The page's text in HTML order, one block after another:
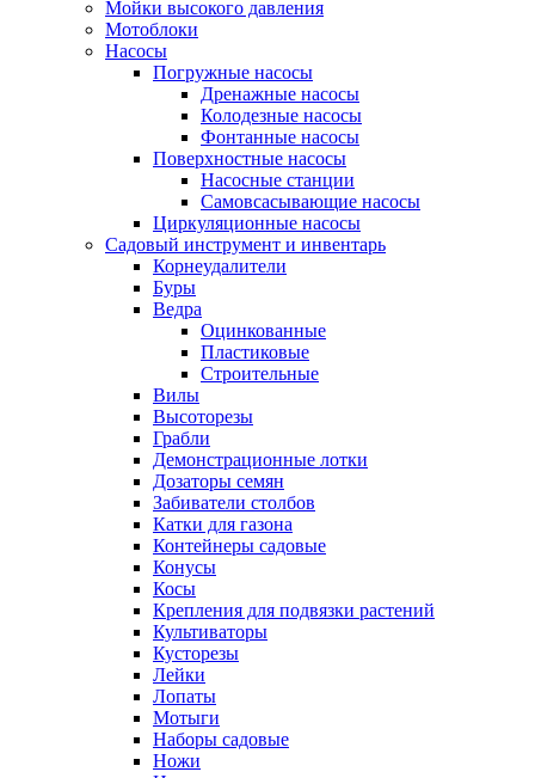
Мойки высокого давления
Мотоблоки
Насосы
Погружные насосы
Дренажные насосы
Колодезные насосы
Фонтанные насосы
Поверхностные насосы
Насосные станции
Самовсасывающие насосы
Циркуляционные насосы
Садовый инструмент и инвентарь
Корнеудалители
Буры
Ведра
Оцинкованные
Пластиковые
Строительные
Вилы
Высоторезы
Грабли
Демонстрационные лотки
Дозаторы семян
Забиватели столбов
Катки для газона
Контейнеры садовые
Конусы
Косы
Крепления для подвязки растений
Культиваторы
Кусторезы
Лейки
Лопаты
Мотыги
Наборы садовые
Ножи